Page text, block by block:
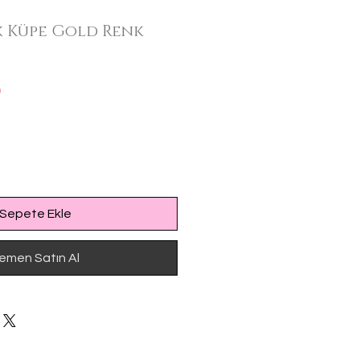
Gold Renk
İndirimli
Sepete Ekle
Satın Al